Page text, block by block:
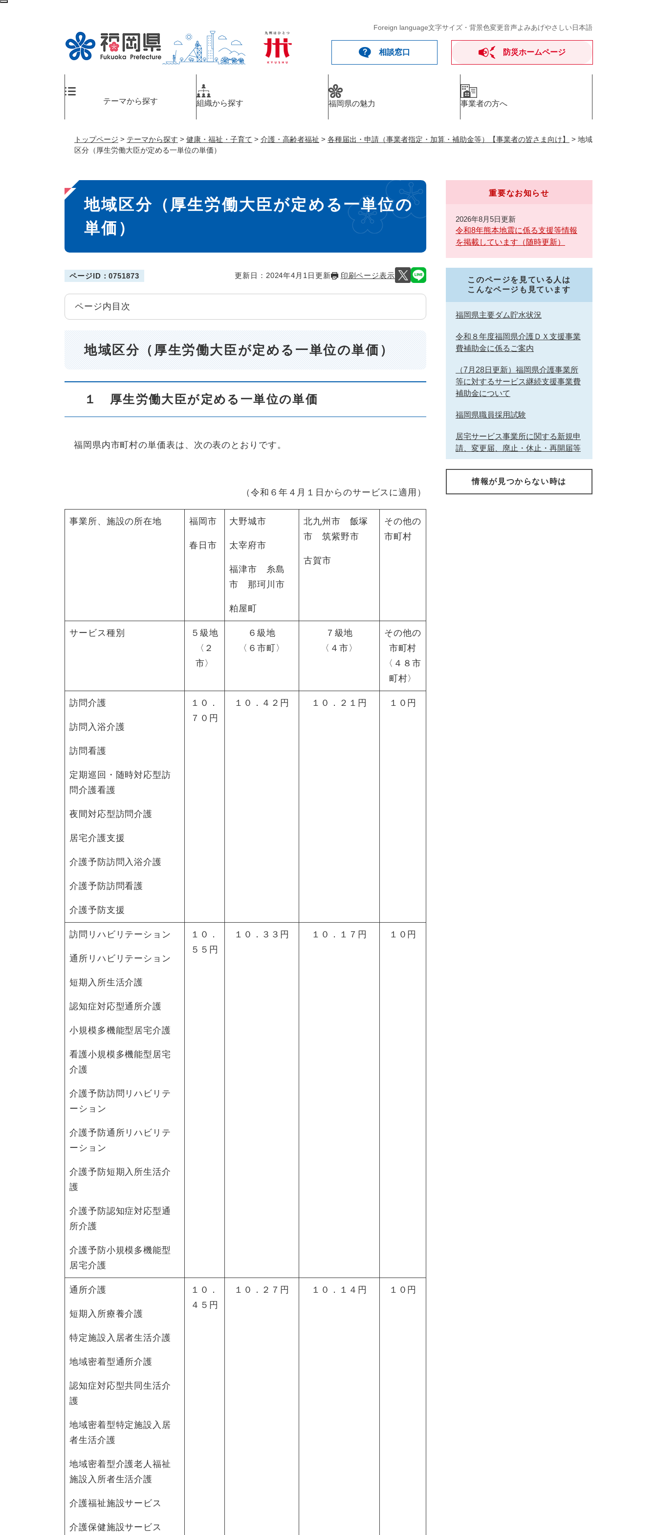
ペ
Foreign language文字サイズ・背景色変更音声よみあげやさしい日本語
相談窓口 防災ホームページ
テーマから探す 組織から探す 福岡県の魅力 事業者の方へ
トップページ > テーマから探す > 健康・福祉・子育て > 介護・高齢者福祉 > 各種届出・申請（事業者指定・加算・補助金等）【事業者の皆さま向け】 > 地域
区分（厚生労働大臣が定める一単位の単価）
本
文
地域区分（厚生労働大臣が定める一単位の
単価）
ページID：0751873 更新日：2024年4月1日更新 印刷ページ表示
ページ内目次
地域区分（厚生労働大臣が定める一単位の単価）
１ 厚生労働大臣が定める一単位の単価
福岡県内市町村の単価表は、次の表のとおりです。
（令和６年４月１日からのサービスに適用）
事業所、施設の所在地 福岡市
春日市
大野城市
太宰府市
福津市 糸島
市 那珂川市
粕屋町
北九州市 飯塚
市 筑紫野市
古賀市
その他の
市町村
サービス種別
５級地
〈２
市〉
６級地
〈６市町〉
７級地
〈４市〉
その他の
市町村
〈４８市
町村〉
訪問介護
訪問入浴介護
訪問看護
定期巡回・随時対応型訪
問介護看護
夜間対応型訪問介護
居宅介護支援
介護予防訪問入浴介護
介護予防訪問看護
介護予防支援
１０．
７０円
１０．４２円 １０．２１円 １０円
訪問リハビリテーション
通所リハビリテーション
短期入所生活介護
認知症対応型通所介護
小規模多機能型居宅介護
看護小規模多機能型居宅
介護
介護予防訪問リハビリテ
ーション
介護予防通所リハビリテ
ーション
介護予防短期入所生活介
護
介護予防認知症対応型通
所介護
介護予防小規模多機能型
居宅介護
１０．
５５円
１０．３３円 １０．１７円 １０円
通所介護
短期入所療養介護
特定施設入居者生活介護
地域密着型通所介護
認知症対応型共同生活介
護
地域密着型特定施設入居
者生活介護
地域密着型介護老人福祉
施設入所者生活介護
介護福祉施設サービス
介護保健施設サービス
１０．
４５円
１０．２７円 １０．１４円 １０円
重要なお知らせ
2026年8月5日更新
令和8年熊本地震に係る支援等情報
を掲載しています（随時更新）
このページを見ている人は
こんなページも見ています
福岡県主要ダム貯水状況
令和８年度福岡県介護ＤＸ支援事業
費補助金に係るご案内
（7月28日更新）福岡県介護事業所
等に対するサービス継続支援事業費
補助金について
福岡県職員採用試験
居宅サービス事業所に関する新規申
請、変更届、廃止・休止・再開届等
情報が見つからない時は